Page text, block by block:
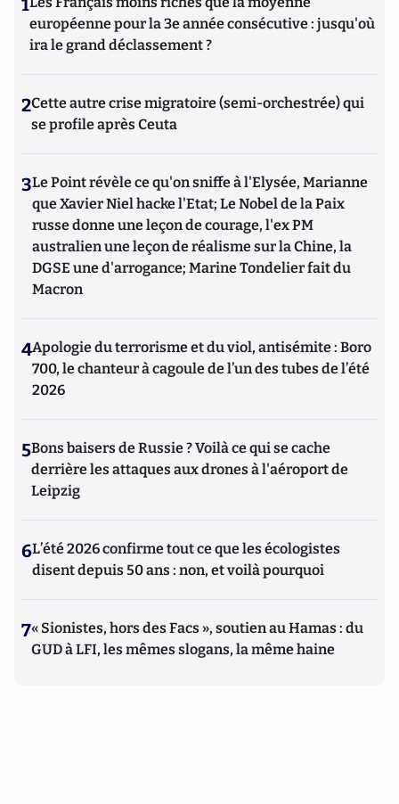
1
européenne pour la 3e année consécutive : jusqu'où
ira le grand déclassement ?
2Cette autre crise migratoire (semi-orchestrée) qui
se profile après Ceuta
3Le Point révèle ce qu'on sniffe à l'Elysée, Marianne
que Xavier Niel hacke l'Etat; Le Nobel de la Paix
russe donne une leçon de courage, l'ex PM
australien une leçon de réalisme sur la Chine, la
DGSE une d'arrogance; Marine Tondelier fait du
Macron
4Apologie du terrorisme et du viol, antisémite : Boro
700, le chanteur à cagoule de l’un des tubes de l’été
2026
5Bons baisers de Russie ? Voilà ce qui se cache
derrière les attaques aux drones à l'aéroport de
Leipzig
6L’été 2026 confirme tout ce que les écologistes
disent depuis 50 ans : non, et voilà pourquoi
7« Sionistes, hors des Facs », soutien au Hamas : du
GUD à LFI, les mêmes slogans, la même haine